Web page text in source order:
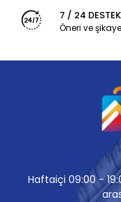
7 / 24 DESTEK
Öneri ve
Haftaiçi 09:00 -